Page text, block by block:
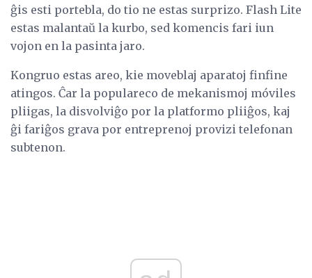
ĝis esti portebla, do tio ne estas surprizo. Flash Lite
estas malantaŭ la kurbo, sed komencis fari iun
vojon en la pasinta jaro.
Kongruo estas areo, kie moveblaj aparatoj finfine
atingos. Ĉar la populareco de mekanismoj móviles
pliigas, la disvolviĝo por la platformo pliiĝos, kaj
ĝi fariĝos grava por entreprenoj provizi telefonan
subtenon.